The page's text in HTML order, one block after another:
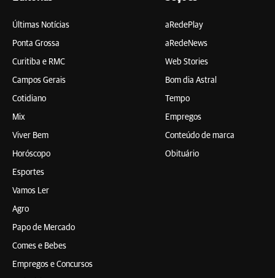
Últimas Notícias
Ponta Grossa
Curitiba e RMC
Campos Gerais
Cotidiano
Mix
Viver Bem
Horóscopo
Esportes
Vamos Ler
Agro
Papo de Mercado
Comes e Bebes
Empregos e Concursos
aRedePlay
aRedeNews
Web Stories
Bom dia Astral
Tempo
Empregos
Conteúdo de marca
Obituário